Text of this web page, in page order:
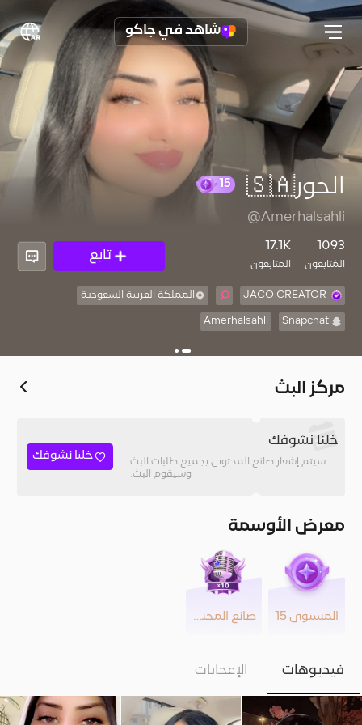
شاهد في جاكو
الحور🇸🇦
15
@Amerhalsahli
1093
المُتابعون
17.1K
المتابعون
تابع
JACO CREATOR المملكة العربية السعودية
Amerhalsahli
مركز البث
خلنا نشوفك
سيتم إشعار صانع المحتوى بجميع طلبات البث
وسيقوم البث.
خلنا نشوفك
معرض الأوسمة
المستوى 15 صانع المحتوى
فيديوهات الإعجابات